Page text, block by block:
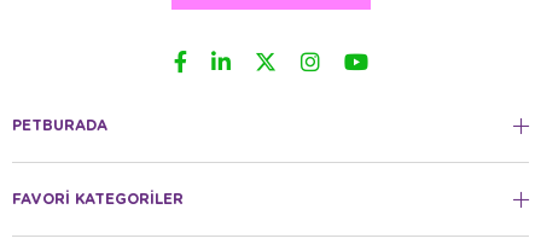
PETBURADA
FAVORİ KATEGORİLER